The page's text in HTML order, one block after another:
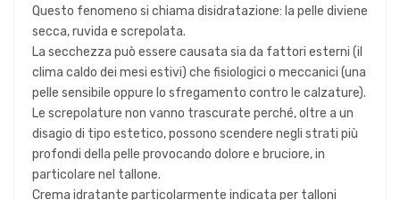
Questo fenomeno si chiama disidratazione: la pelle diviene
secca, ruvida e screpolata.
La secchezza può essere causata sia da fattori esterni (il
clima caldo dei mesi estivi) che fisiologici o meccanici (una
pelle sensibile oppure lo sfregamento contro le calzature).
Le screpolature non vanno trascurate perché, oltre a un
disagio di tipo estetico, possono scendere negli strati più
profondi della pelle provocando dolore e bruciore, in
particolare nel tallone.
Crema idratante particolarmente indicata per talloni